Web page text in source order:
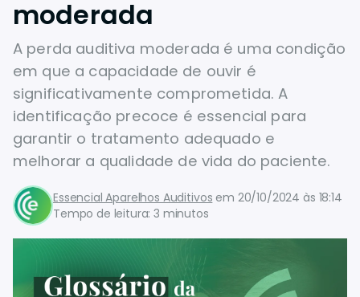
moderada
A perda auditiva moderada é uma condição
em que a capacidade de ouvir é
significativamente comprometida. A
identificação precoce é essencial para
garantir o tratamento adequado e
melhorar a qualidade de vida do paciente.
Essencial Aparelhos Auditivos em 20/10/2024 às 18:14
Tempo de leitura: 3 minutos